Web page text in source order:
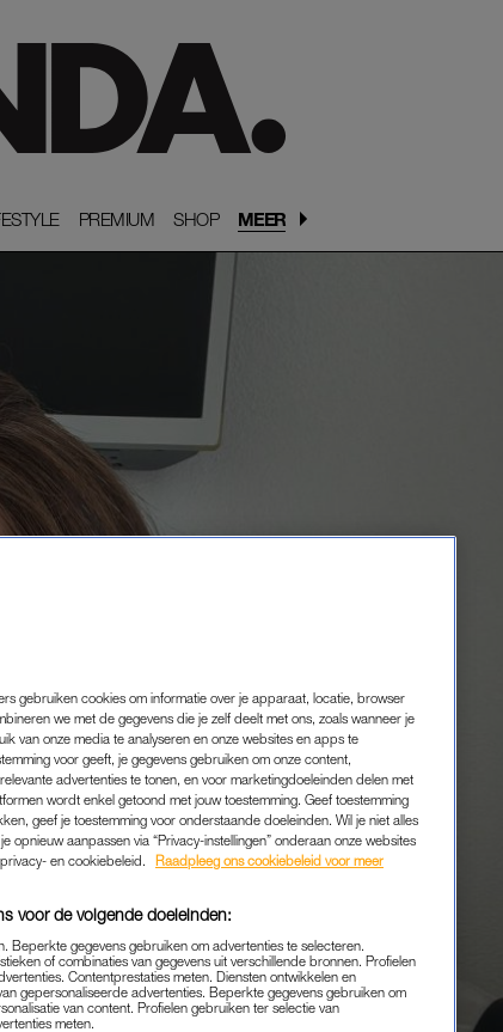
PREMIUM
PREMIUM SHOP
SHOP MEER
gebruiken cookies om informatie over je apparaat, locatie, browser
we met de gegevens die je zelf deelt met ons, zoals wanneer je
van onze media te analyseren en onze websites en apps te
voor geeft, je gegevens gebruiken om onze content,
advertenties te tonen, en voor marketingdoeleinden delen met
wordt enkel getoond met jouw toestemming. Geef toestemming
geef je toestemming voor onderstaande doeleinden. Wil je niet alles
opnieuw aanpassen via “Privacy-instellingen” onderaan onze websites
en cookiebeleid.
Raadpleeg ons cookiebeleid voor meer
voor de volgende doeleinden:
Beperkte gegevens gebruiken om advertenties te selecteren.
of combinaties van gegevens uit verschillende bronnen. Profielen
Contentprestaties meten. Diensten ontwikkelen en
gepersonaliseerde advertenties. Beperkte gegevens gebruiken om
van content. Profielen gebruiken ter selectie van
meten.